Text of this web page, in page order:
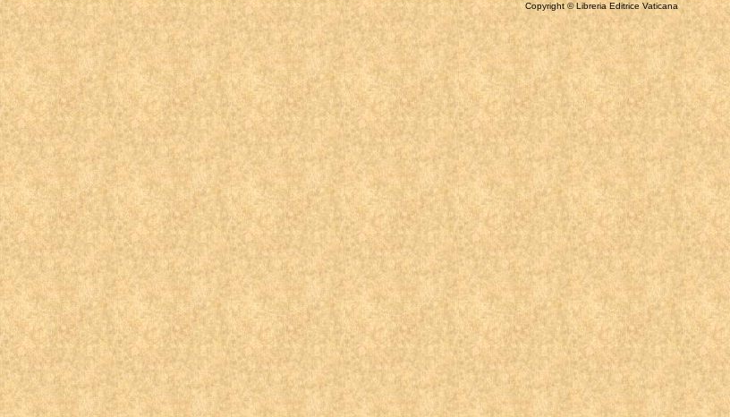
Copyright © Libreria Editrice Vaticana